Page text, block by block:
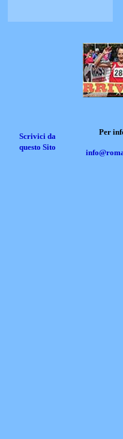
Scrivici da
questo Sito
Per